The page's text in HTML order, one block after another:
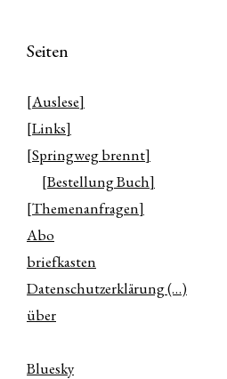
Seiten
[Auslese]
[Links]
[Springweg brennt]
[Bestellung Buch]
[Themenanfragen]
Abo
briefkasten
Datenschutzerklärung (…)
über
Bluesky